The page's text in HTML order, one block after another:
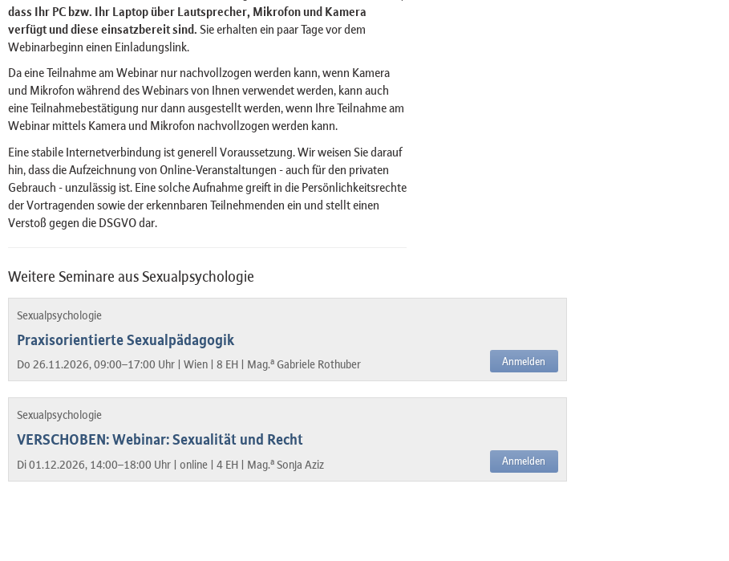
dass Ihr PC bzw. Ihr Laptop über Lautsprecher, Mikrofon und Kamera
verfügt und diese einsatzbereit sind. Sie erhalten ein paar Tage vor dem
Webinarbeginn einen Einladungslink.
Da eine Teilnahme am Webinar nur nachvollzogen werden kann, wenn Kamera
und Mikrofon während des Webinars von Ihnen verwendet werden, kann auch
eine Teilnahmebestätigung nur dann ausgestellt werden, wenn Ihre Teilnahme am
Webinar mittels Kamera und Mikrofon nachvollzogen werden kann.
Eine stabile Internetverbindung ist generell Voraussetzung. Wir weisen Sie darauf
hin, dass die Aufzeichnung von Online-Veranstaltungen - auch für den privaten
Gebrauch - unzulässig ist. Eine solche Aufnahme greift in die Persönlichkeitsrechte
der Vortragenden sowie der erkennbaren Teilnehmenden ein und stellt einen
Verstoß gegen die DSGVO dar.
Weitere Seminare aus Sexualpsychologie
Sexualpsychologie
Praxisorientierte Sexualpädagogik
Do 26.11.2026, 09:00–17:00 Uhr | Wien | 8 EH | Mag.aGabriele Rothuber Anmelden
Sexualpsychologie
VERSCHOBEN: Webinar: Sexualität und Recht
Di 01.12.2026, 14:00–18:00 Uhr | online | 4 EH | Mag.aSonja Aziz Anmelden